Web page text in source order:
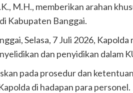
M.H., memberikan arahan
Kabupaten Banggai.
Selasa, 7 Juli 2026,
dan penyidikan dalam
pada prosedur dan
di hadapan para personel.